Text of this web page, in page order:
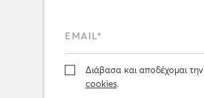
Διάβασα και αποδέχομαι την
cookies